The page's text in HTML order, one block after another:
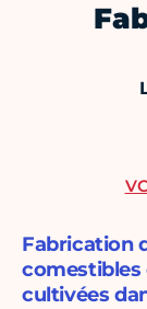
Fabrication
comestibles
cultivées